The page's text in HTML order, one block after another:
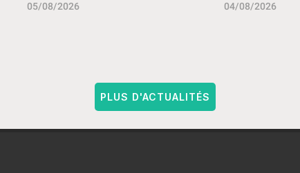
05/08/2026 04/08/2026
PLUS D'ACTUALITÉS